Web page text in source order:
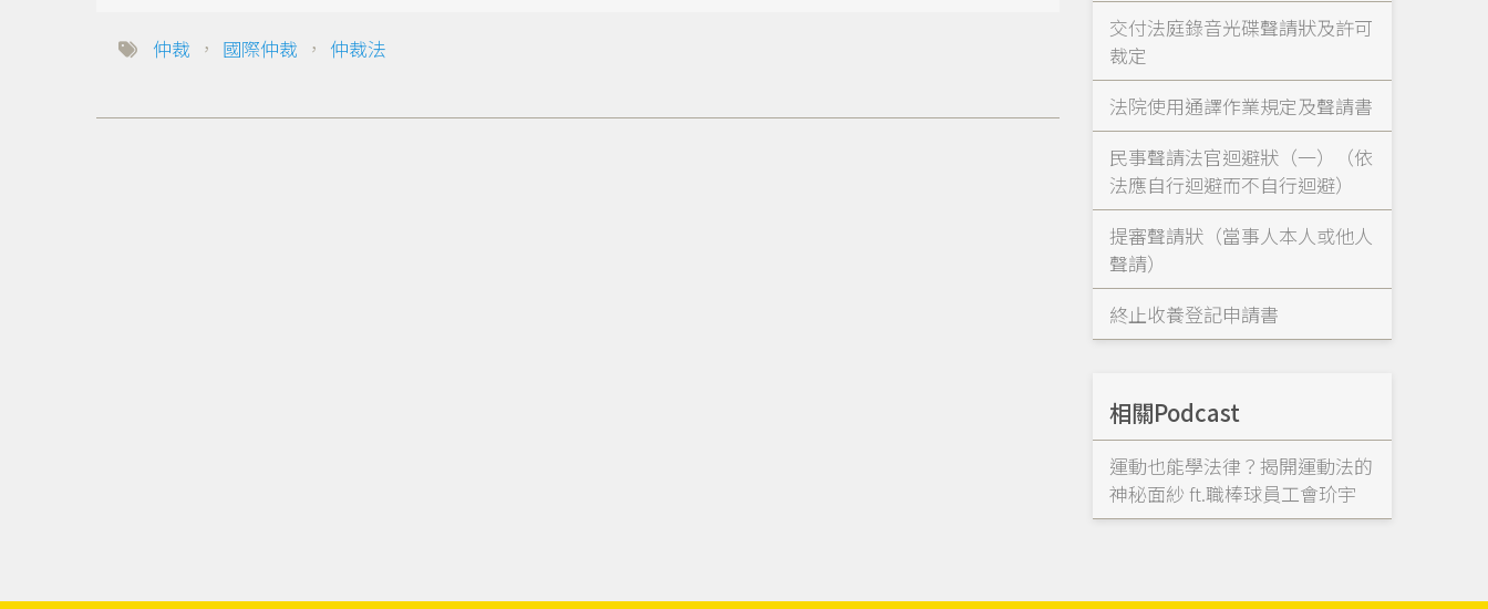
仲裁 ， 國際仲裁 ， 仲裁法
交付法庭錄音光碟聲請狀及許可
裁定
法院使用通譯作業規定及聲請書
民事聲請法官迴避狀（一）（依
法應自行迴避而不自行迴避）
提審聲請狀（當事人本人或他人
聲請）
終止收養登記申請書
相關Podcast
運動也能學法律？揭開運動法的
神秘面紗 ft.職棒球員工會玠宇